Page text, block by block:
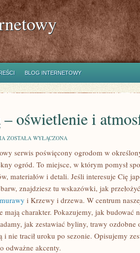
BLOG INTERNETOWY
oświetlenie i
OGRÓD
–
OŚWIETLENIE
I
ATMOSFERA
ZOSTAŁA WYŁĄCZONA
serwis poświęcony ogrodom w
ogród. To miejsce, w którym pomysł
materiałów i detali. Jeśli interesuje Cię
znajdziesz tu wskazówki, jak
i Krzewy i drzewa. W centrum
mają charakter. Pokazujemy, jak budować
jak zestawiać byliny, trawy ozdobne
i nie tracił uroku po sezonie. Opisujemy
odważne akcenty.